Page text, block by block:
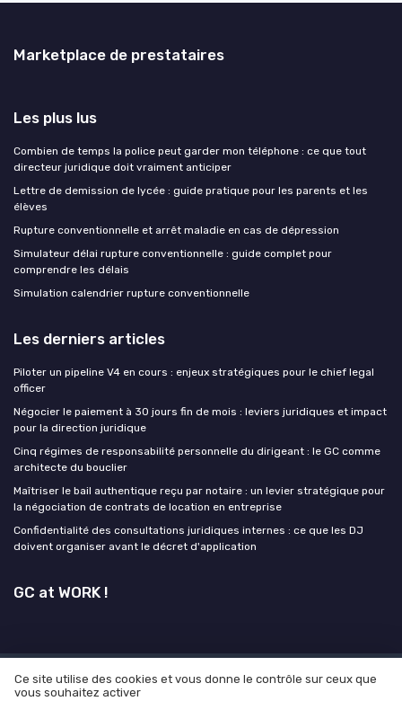
Marketplace de prestataires
Les plus lus
Combien de temps la police peut garder mon téléphone : ce que tout
directeur juridique doit vraiment anticiper
Lettre de demission de lycée : guide pratique pour les parents et les
élèves
Rupture conventionnelle et arrêt maladie en cas de dépression
Simulateur délai rupture conventionnelle : guide complet pour
comprendre les délais
Simulation calendrier rupture conventionnelle
Les derniers articles
Piloter un pipeline V4 en cours : enjeux stratégiques pour le chief legal
officer
Négocier le paiement à 30 jours fin de mois : leviers juridiques et impact
pour la direction juridique
Cinq régimes de responsabilité personnelle du dirigeant : le GC comme
architecte du bouclier
Maîtriser le bail authentique reçu par notaire : un levier stratégique pour
la négociation de contrats de location en entreprise
Confidentialité des consultations juridiques internes : ce que les DJ
doivent organiser avant le décret d'application
GC at WORK !
Mentions légales Politique de confidentialité
Grande
enquête 2025 sur l'IA et les directeurs juridiques
Ce site utilise des cookies et vous donne le contrôle sur ceux que
vous souhaitez activer